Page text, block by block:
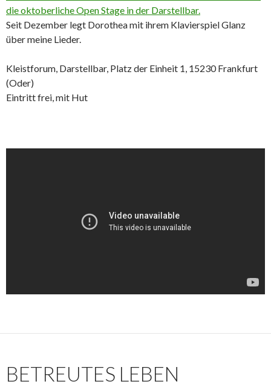
die oktoberliche Open Stage in der Darstellbar.
Seit Dezember legt Dorothea mit ihrem Klavierspiel Glanz
über meine Lieder.
Kleistforum, Darstellbar, Platz der Einheit 1, 15230 Frankfurt
(Oder)
Eintritt frei, mit Hut
BETREUTES LEBEN